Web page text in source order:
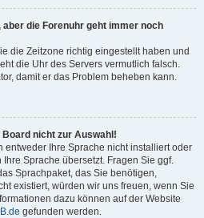
aber die Forenuhr geht immer noch
die Zeitzone richtig eingestellt haben und
die Uhr des Servers vermutlich falsch.
damit er das Problem beheben kann.
nicht zur Auswahl!
entweder Ihre Sprache nicht installiert oder
Sprache übersetzt. Fragen Sie ggf.
Sprachpaket, das Sie benötigen,
existiert, würden wir uns freuen, wenn Sie
dazu können auf der Website
gefunden werden.